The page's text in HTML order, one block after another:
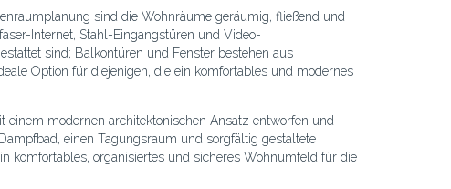
sind die Wohnräume geräumig, fließend und
Internet, Stahl-Eingangstüren und Video-
sind; Balkontüren und Fenster bestehen aus
Option für diejenigen, die ein komfortables und modernes
modernen architektonischen Ansatz entworfen und
einen Tagungsraum und sorgfältig gestaltete
komfortables, organisiertes und sicheres Wohnumfeld für die